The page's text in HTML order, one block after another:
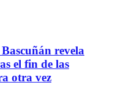
revela
el fin de las
otra vez